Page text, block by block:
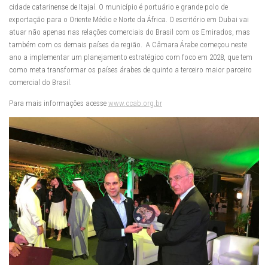
cidade catarinense de Itajaí. O município é portuário e grande polo de
exportação para o Oriente Médio e Norte da África. O escritório em Dubai vai
atuar não apenas nas relações comerciais do Brasil com os Emirados, mas
também com os demais países da região. A Câmara Árabe começou neste
ano a implementar um planejamento estratégico com foco em 2028, que tem
como meta transformar os países árabes de quinto a terceiro maior parceiro
comercial do Brasil.
Para mais informações acesse www.ccab.org.br